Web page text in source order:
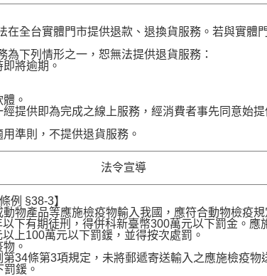
在全台實體門市提供退款、退換貨服務。若與實體
為下列情形之一，恕無法提供退貨服務：
將逾期。
。
提供即為完成之線上服務，經消費者事先同意始提
準則，不提供退貨服務。
法令宣導
例 §38-3】
物產品等應施檢疫物輸入我國，應符合動物檢疫
下有期徒刑，得併科新臺幣300萬元以下罰金。應
上100萬元以下罰鍰，並得按次處罰。
。
34條第3項規定，未將郵遞寄送輸入之應施檢疫物
鍰。